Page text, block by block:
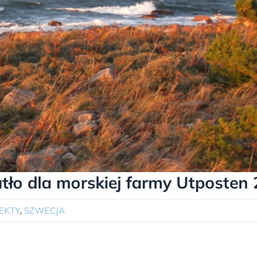
dla morskiej farmy Utposten
, SZWECJA